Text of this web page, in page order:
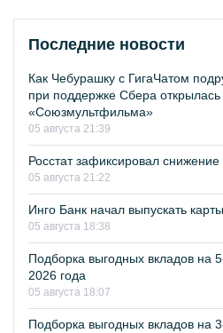
Последние новости
Как Чебурашку с ГигаЧатом
при поддержке Сбера
«Союзмультфильма»
05 августа 21:39
Росстат зафиксировал снижение
05 августа 21:22
Инго Банк начал выпускать
05 августа 18:38
Подборка выгодных вкладов на
2026 года
05 августа 18:07
Подборка выгодных вкладов на